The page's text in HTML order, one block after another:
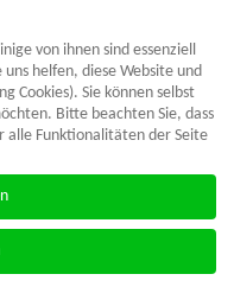
von ihnen sind essenziell
helfen, diese Website und
Cookies). Sie können selbst
Bitte beachten Sie, dass
alle Funktionalitäten der Seite